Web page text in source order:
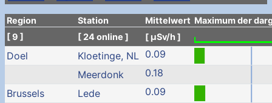
Region Station Mittelwert Maximum der
[ 9 ]
[ 24 online ] [ µSv/h ]
Doel Kloetinge, NL 0.09
Meerdonk
0.18
Brussels
Lede
0.09